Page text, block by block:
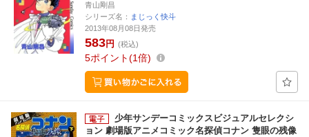
青山剛昌
シリーズ名： まじっく快斗
2013年08月08日発売
583円 (税込)
5ポイント 1倍
少年サンデーコミックスビジュアルセレクシ
ョン 劇場版アニメコミック名探偵コナン 隻眼の残像